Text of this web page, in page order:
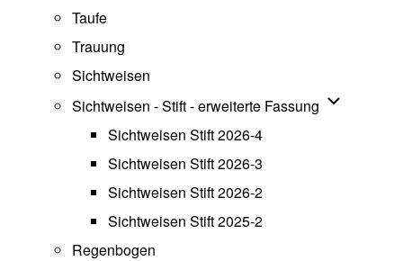
Taufe
Trauung
Sichtweisen
Sichtweisen - Stift - erweiterte Fassung
Sichtweisen Stift 2026-4
Sichtweisen Stift 2026-3
Sichtweisen Stift 2026-2
Sichtweisen Stift 2025-2
Regenbogen